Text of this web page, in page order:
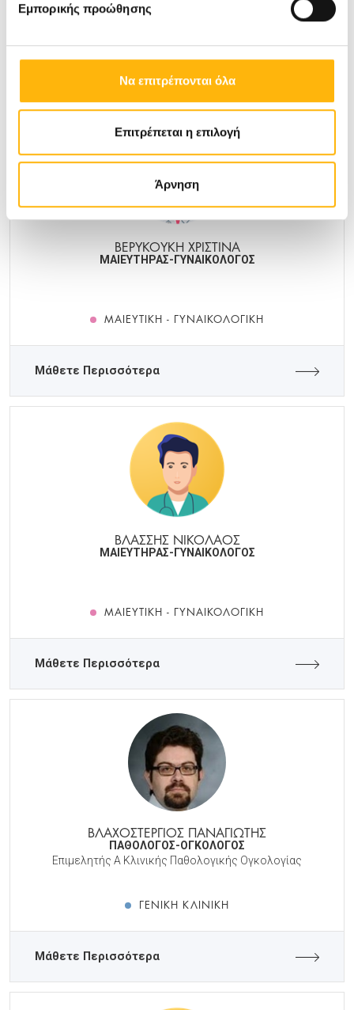
Εμπορικής προώθησης
Να επιτρέπονται όλα
Επιτρέπεται η επιλογή
Άρνηση
Μάθετε Περισσότερα
ΒΕΡΥΚΟΥΚΗ ΧΡΙΣΤΙΝΑ
ΜΑΙΕΥΤΗΡΑΣ-ΓΥΝΑΙΚΟΛΟΓΟΣ
ΜΑΙΕΥΤΙΚΉ - ΓΥΝΑΙΚΟΛΟΓΙΚΉ
Μάθετε Περισσότερα
ΒΛΑΣΣΗΣ ΝΙΚΟΛΑΟΣ
ΜΑΙΕΥΤΗΡΑΣ-ΓΥΝΑΙΚΟΛΟΓΟΣ
ΜΑΙΕΥΤΙΚΉ - ΓΥΝΑΙΚΟΛΟΓΙΚΉ
Μάθετε Περισσότερα
ΒΛΑΧΟΣΤΕΡΓΙΟΣ ΠΑΝΑΓΙΩΤΗΣ
ΠΑΘΟΛΟΓΟΣ-ΟΓΚΟΛΟΓΟΣ
Επιμελητής Α Κλινικής Παθολογικής Ογκολογίας
ΓΕΝΙΚΉ ΚΛΙΝΙΚΉ
Μάθετε Περισσότερα